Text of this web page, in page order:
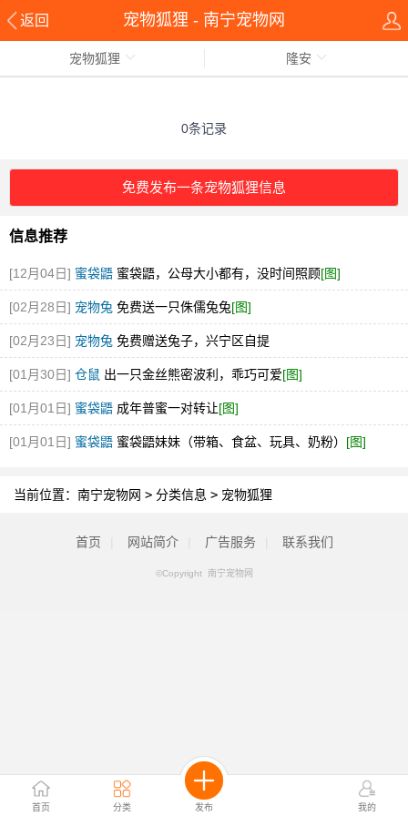
返回 宠物狐狸 - 南宁宠物网
首页 分类 发布 我的
宠物狐狸 隆安
0条记录
免费发布一条宠物狐狸信息
信息推荐
[12月04日] 蜜袋鼯 蜜袋鼯，公母大小都有，没时间照顾[图]
[02月28日] 宠物兔 免费送一只侏儒兔兔[图]
[02月23日] 宠物兔 免费赠送兔子，兴宁区自提
[01月30日] 仓鼠 出一只金丝熊密波利，乖巧可爱[图]
[01月01日] 蜜袋鼯 成年普蜜一对转让[图]
[01月01日] 蜜袋鼯 蜜袋鼯妹妹（带箱、食盆、玩具、奶粉） [图]
当前位置： 南宁宠物网 > 分类信息 > 宠物狐狸
首页 网站简介 广告服务 联系我们
©Copyright 南宁宠物网